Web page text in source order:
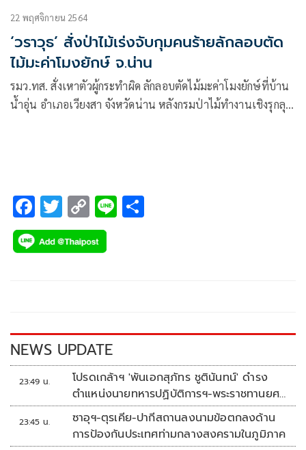
22 พฤศจิกายน 2564
‘วราวุธ’ สั่งป่าไม้เร่งจับกุมคนร้ายลักลอบตัด
ไม้มะค่าโมงยักษ์ จ.น่าน
รมว.ทส. สั่งเหาตัวผู้กระทำผิด ลักลอบตัดไม้มะค่าโมงยักษ์ที่บ้าน
น้ำอุ่น อำเภอเวียงสา จังหวัดน่าน หลังกรมป่าไม้ทำงานเชิงรุกลุย
F
ac
e
k
T
wi
tt
C
o
p
k
Li
NEWS UPDATE
23:49 น.
โปรดเกล้าฯ 'พันเอกสุภัทร ชูตินันทน์' ดำรง
ตำแหน่งนายทหารปฏิบัติการฯ-พระราชทานยศ
'พลตรี'
23:45 น.
ซาอุฯ-ตุรเคีย-ปากีสถานลงนามข้อตกลงด้าน
การป้องกันประเทศท่ามกลางสงครามในภูมิภาค